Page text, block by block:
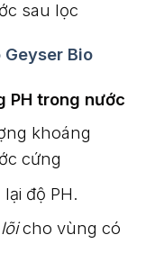
sau lọc
Bio
PH trong nước
khoáng
cứng
độ PH.
cho vùng có